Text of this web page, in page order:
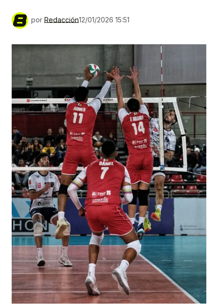
por Redacción12/01/2026 15:51